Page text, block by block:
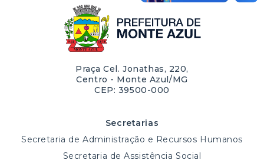
Praça Cel. Jonathas, 220,
Centro - Monte Azul/MG
CEP: 39500-000
Secretarias
Secretaria de Administração e Recursos Humanos
Secretaria de Assistência Social